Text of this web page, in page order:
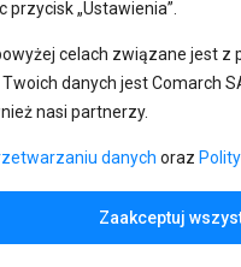
„Ustawienia”.
celach związane jest
danych jest Comarch
nasi partnerzy.
danych oraz
Zaakceptuj